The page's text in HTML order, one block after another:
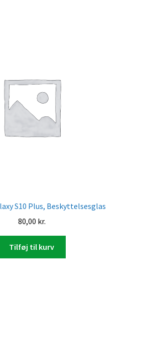
S10 Plus, Beskyttelsesglas
80,00 kr.
Tilføj til kurv